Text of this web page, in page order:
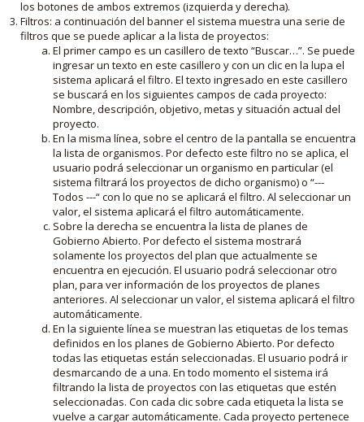
los botones de ambos extremos (izquierda y derecha).
Filtros: a continuación del banner el sistema muestra una serie de
filtros que se puede aplicar a la lista de proyectos:
El primer campo es un casillero de texto “Buscar…”. Se puede
ingresar un texto en este casillero y con un clic en la lupa el
sistema aplicará el filtro. El texto ingresado en este casillero
se buscará en los siguientes campos de cada proyecto:
Nombre, descripción, objetivo, metas y situación actual del
proyecto.
En la misma línea, sobre el centro de la pantalla se encuentra
la lista de organismos. Por defecto este filtro no se aplica, el
usuario podrá seleccionar un organismo en particular (el
sistema filtrará los proyectos de dicho organismo) o “---
Todos ---“ con lo que no se aplicará el filtro. Al seleccionar un
valor, el sistema aplicará el filtro automáticamente.
Sobre la derecha se encuentra la lista de planes de
Gobierno Abierto. Por defecto el sistema mostrará
solamente los proyectos del plan que actualmente se
encuentra en ejecución. El usuario podrá seleccionar otro
plan, para ver información de los proyectos de planes
anteriores. Al seleccionar un valor, el sistema aplicará el filtro
automáticamente.
En la siguiente línea se muestran las etiquetas de los temas
definidos en los planes de Gobierno Abierto. Por defecto
todas las etiquetas están seleccionadas. El usuario podrá ir
desmarcando de a una. En todo momento el sistema irá
filtrando la lista de proyectos con las etiquetas que estén
seleccionadas. Con cada clic sobre cada etiqueta la lista se
vuelve a cargar automáticamente. Cada proyecto pertenece